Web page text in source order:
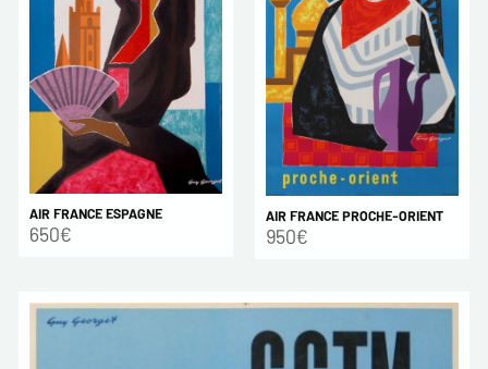
AIR FRANCE ESPAGNE
650€
AIR FRANCE PROCHE-ORIENT
950€